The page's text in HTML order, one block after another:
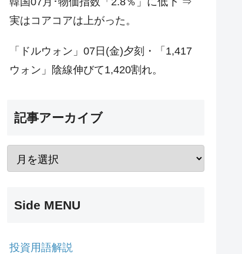
実はコアコアは上がった。
「ドルウォン」07日(金)夕刻・「1,417
ウォン」陰線伸びて1,420割れ。
記事アーカイブ
Side MENU
投資用語解説